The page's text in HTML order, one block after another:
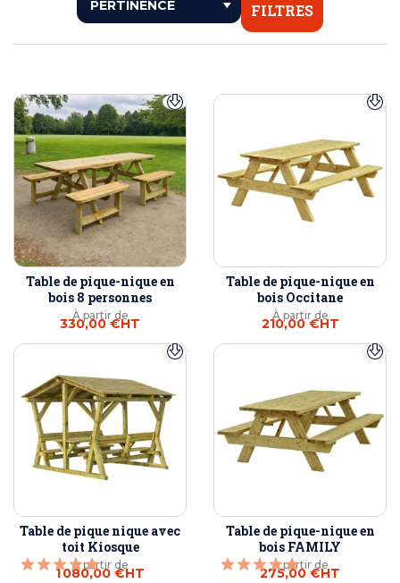
FILTRES
Table de pique-nique en
bois 8 personnes
À partir de
330,00 €HT
Table de pique-nique en
bois Occitane
À partir de
210,00 €HT
Table de pique nique avec
toit Kiosque
À partir de
1 080,00 €HT
Table de pique-nique en
bois FAMILY
À partir de
275,00 €HT